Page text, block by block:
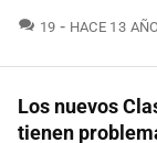
19 COMENTARIOS
HACE 13
Los nuevos
tienen